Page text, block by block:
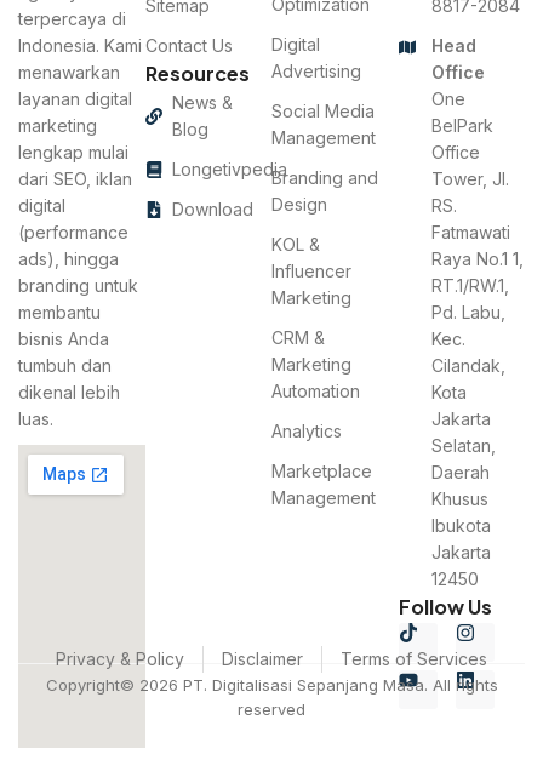
terpercaya di
Indonesia. Kami
menawarkan
layanan digital
marketing
lengkap mulai
dari SEO, iklan
digital
(performance
ads), hingga
branding untuk
membantu
bisnis Anda
tumbuh dan
dikenal lebih
luas.
Sitemap
Contact Us
Resources
News &
Blog
Longetivpedia
Download
Optimization
Digital
Advertising
Social Media
Management
Branding and
Design
KOL &
Influencer
Marketing
CRM &
Marketing
Automation
Analytics
Marketplace
Management
8817-2084
Head
Office
One
BelPark
Office
Tower, Jl.
RS.
Fatmawati
Raya No.1 1,
RT.1/RW.1,
Pd. Labu,
Kec.
Cilandak,
Kota
Jakarta
Selatan,
Daerah
Khusus
Ibukota
Jakarta
12450
Follow Us
Privacy & Policy Disclaimer Terms of Services
Copyright© 2026 PT. Digitalisasi Sepanjang Masa. All rights
reserved